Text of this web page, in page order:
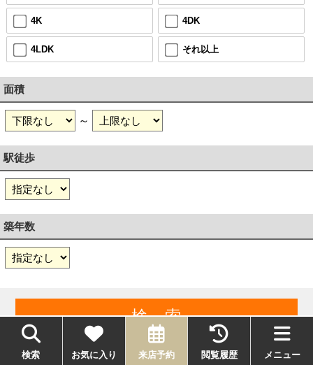
4K 4DK
4LDK それ以上
面積
～
駅徒歩
築年数
検索 お気に入り 来店予約 閲覧履歴 メニュー